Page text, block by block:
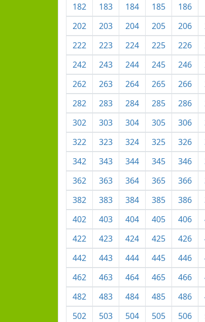
182
183 184 185 186
202
203 204 205 206
222
223 224 225 226
242
243 244 245 246
262
263 264 265 266
282
283 284 285 286
302
303 304 305 306
322
323 324 325 326
342
343 344 345 346
362
363 364 365 366
382
383 384 385 386
402
403 404 405 406
422
423 424 425 426
442
443 444 445 446
462
463 464 465 466
482
483 484 485 486
502
503 504 505 506